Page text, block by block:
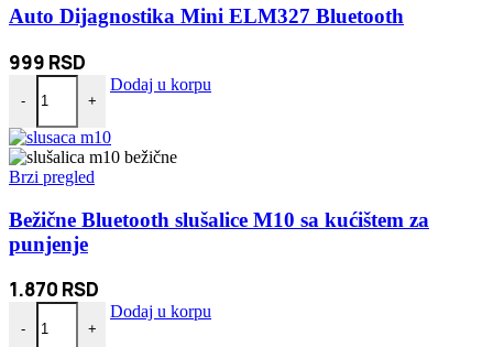
Auto Dijagnostika Mini ELM327 Bluetooth
999 RSD
-
Auto Dijagnostika Mini ELM327 Bluetooth količina
+
Dodaj u korpu
Brzi pregled
Bežične Bluetooth slušalice M10 sa kućištem za
punjenje
1.870 RSD
-
Bežične Bluetooth slušalice M10 sa kućištem za punjenje količina
+
Dodaj u korpu